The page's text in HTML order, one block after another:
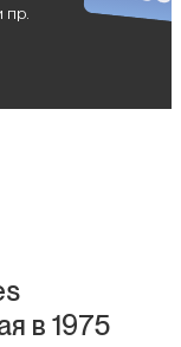
пр.
в 1975